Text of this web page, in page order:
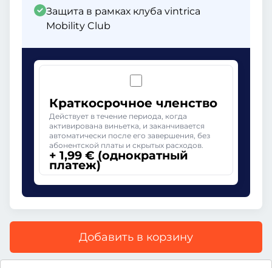
Защита в рамках клуба vintrica
Mobility Club
Краткосрочное членство
Действует в течение периода, когда
активирована виньетка, и заканчивается
автоматически после его завершения, без
абонентской платы и скрытых расходов.
+ 1,99 € (однократный
платеж)
Добавить в корзину